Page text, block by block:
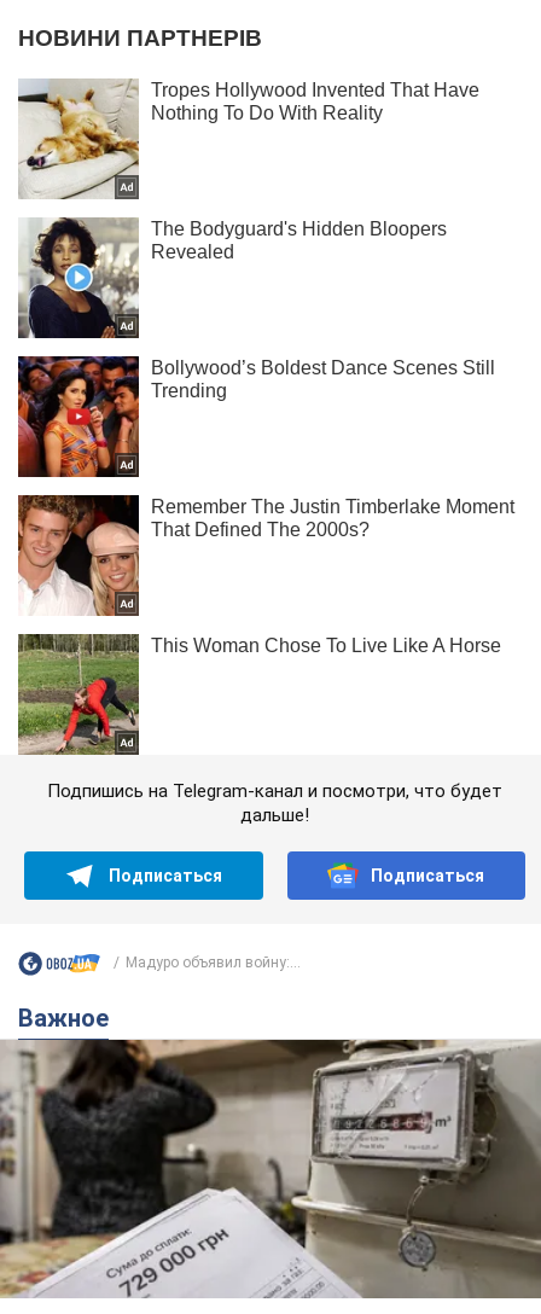
Подпишись на Telegram-канал и посмотри, что будет
дальше!
Подписаться Подписаться
Мадуро объявил войну:...
Важное